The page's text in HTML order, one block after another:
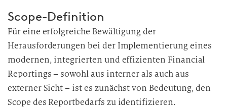
Scope-Definition
Für eine erfolgreiche Bewältigung der
Herausforderungen bei der Implementierung eines
modernen, integrierten und effizienten Financial
Reportings – sowohl aus interner als auch aus
externer Sicht – ist es zunächst von Bedeutung, den
Scope des Reportbedarfs zu identifizieren.